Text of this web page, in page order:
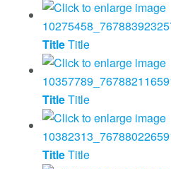
TitleTitle
TitleTitle
TitleTitle